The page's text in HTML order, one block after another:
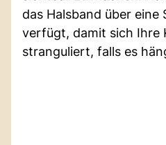
das Halsband über
verfügt, damit sich Ihre
stranguliert, falls es